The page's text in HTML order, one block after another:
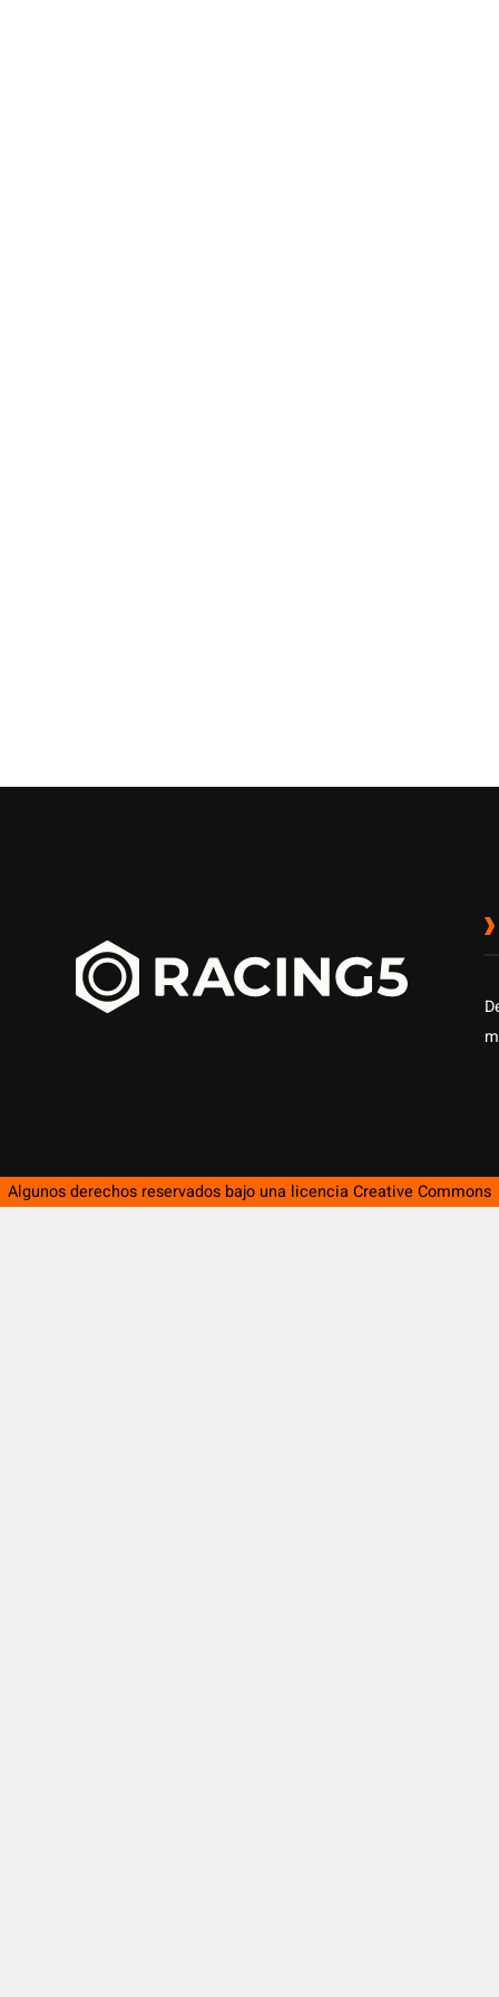
Algunos derechos reservados bajo una licencia Creative Commons